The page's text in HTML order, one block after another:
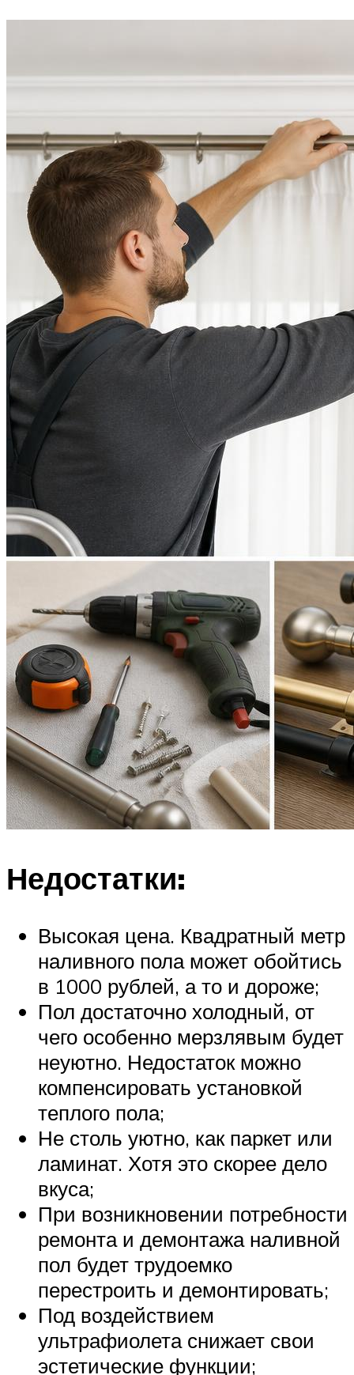
Недостатки:
Высокая цена. Квадратный метр
наливного пола может обойтись
в 1000 рублей, а то и дороже;
Пол достаточно холодный, от
чего особенно мерзлявым будет
неуютно. Недостаток можно
компенсировать установкой
теплого пола;
Не столь уютно, как паркет или
ламинат. Хотя это скорее дело
вкуса;
При возникновении потребности
ремонта и демонтажа наливной
пол будет трудоемко
перестроить и демонтировать;
Под воздействием
ультрафиолета снижает свои
эстетические функции;